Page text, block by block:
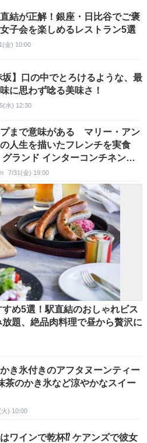
結が正解！銀座・日比谷でご褒
子会を楽しめるレストラン5選
金) 10:00
坂】口の中でとろけるような、最
に思わず唸る美味さ！
水) 12:30
まで意味がある マリー・アン
の人生を描いたフレンチを実食
グランド インターコンチネンタ
7/31(金) 19:00
め5選！駅直結のおしゃれビス
放題、絶品肉料理で昼から贅沢に
き氷付きのアフタヌーンティー
茶のかき氷など涼やかなスイー
火) 10:00
ワインで乾杯⁉ ケアンズで彼女